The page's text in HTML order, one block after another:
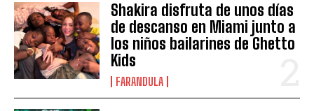
Shakira disfruta de unos días
de descanso en Miami junto a
los niños bailarines de Ghetto
Kids
FARANDULA